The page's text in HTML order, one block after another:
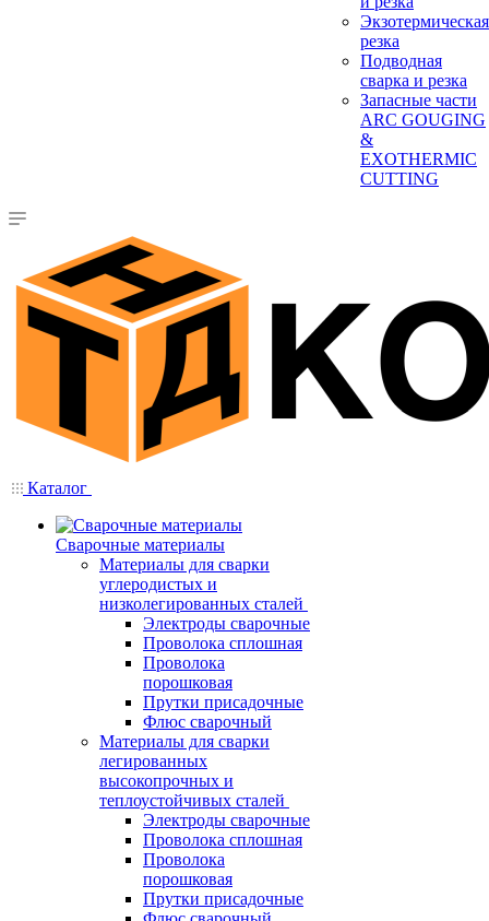
Экзотермическая
резка
Подводная
сварка и резка
Запасные части
ARC GOUGING
&
EXOTHERMIC
CUTTING
Каталог
Сварочные материалы
Материалы для сварки
углеродистых и
низколегированных сталей
Электроды сварочные
Проволока сплошная
Проволока
порошковая
Прутки присадочные
Флюс сварочный
Материалы для сварки
легированных
высокопрочных и
теплоустойчивых сталей
Электроды сварочные
Проволока сплошная
Проволока
порошковая
Прутки присадочные